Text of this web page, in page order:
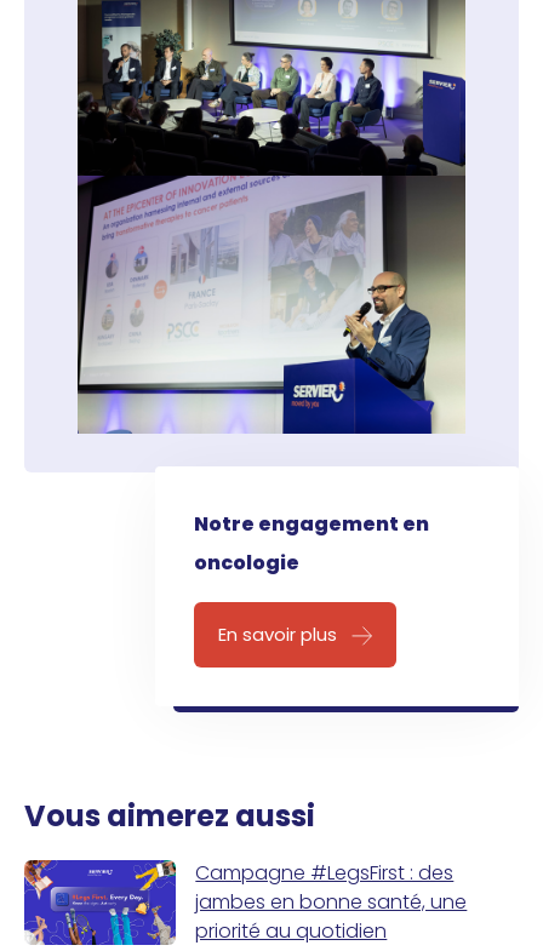
Notre engagement en
oncologie
En savoir plus
Vous aimerez aussi
Campagne #LegsFirst : des
jambes en bonne santé, une
priorité au quotidien